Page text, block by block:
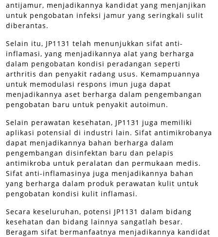
antijamur, menjadikannya kandidat yang menjanjikan
untuk pengobatan infeksi jamur yang seringkali sulit
diberantas.
Selain itu, JP1131 telah menunjukkan sifat anti-
inflamasi, yang menjadikannya alat yang berharga
dalam pengobatan kondisi peradangan seperti
arthritis dan penyakit radang usus. Kemampuannya
untuk memodulasi respons imun juga dapat
menjadikannya aset berharga dalam pengembangan
pengobatan baru untuk penyakit autoimun.
Selain perawatan kesehatan, JP1131 juga memiliki
aplikasi potensial di industri lain. Sifat antimikrobanya
dapat menjadikannya bahan berharga dalam
pengembangan disinfektan baru dan pelapis
antimikroba untuk peralatan dan permukaan medis.
Sifat anti-inflamasinya juga menjadikannya bahan
yang berharga dalam produk perawatan kulit untuk
pengobatan kondisi kulit inflamasi.
Secara keseluruhan, potensi JP1131 dalam bidang
kesehatan dan bidang lainnya sangatlah besar.
Beragam sifat bermanfaatnya menjadikannya kandidat